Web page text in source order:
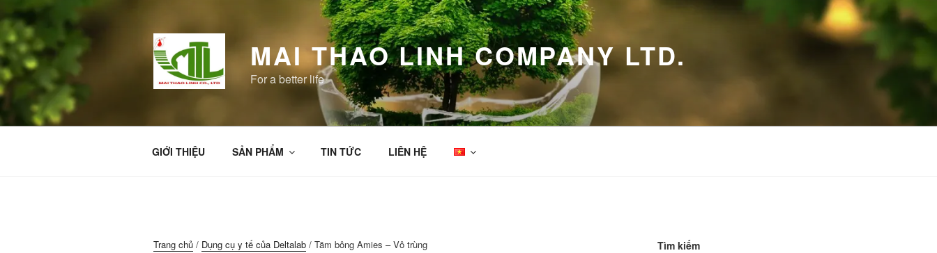
Chuyển
đến
phần
nội
dung
MAI THAO LINH COMPANY LTD.
For a better life
GIỚI THIỆU SẢN PHẨM TIN TỨC LIÊN HỆ
Trang chủ / Dụng cụ y tế của Deltalab / Tăm bông Amies – Vô trùng Tìm kiếm